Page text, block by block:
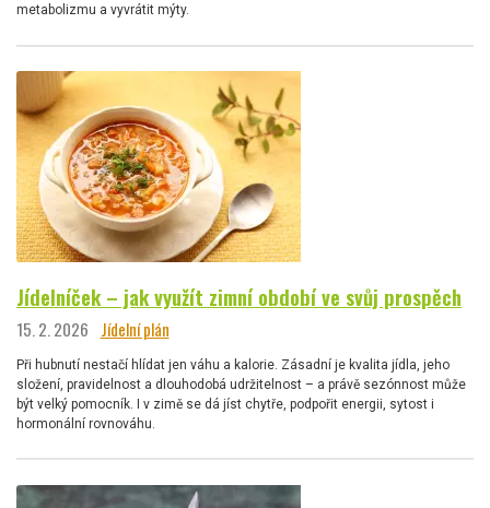
metabolizmu a vyvrátit mýty.
Jídelníček – jak využít zimní období ve svůj prospěch
15. 2. 2026 Jídelní plán
Při hubnutí nestačí hlídat jen váhu a kalorie. Zásadní je kvalita jídla, jeho
složení, pravidelnost a dlouhodobá udržitelnost – a právě sezónnost může
být velký pomocník. I v zimě se dá jíst chytře, podpořit energii, sytost i
hormonální rovnováhu.